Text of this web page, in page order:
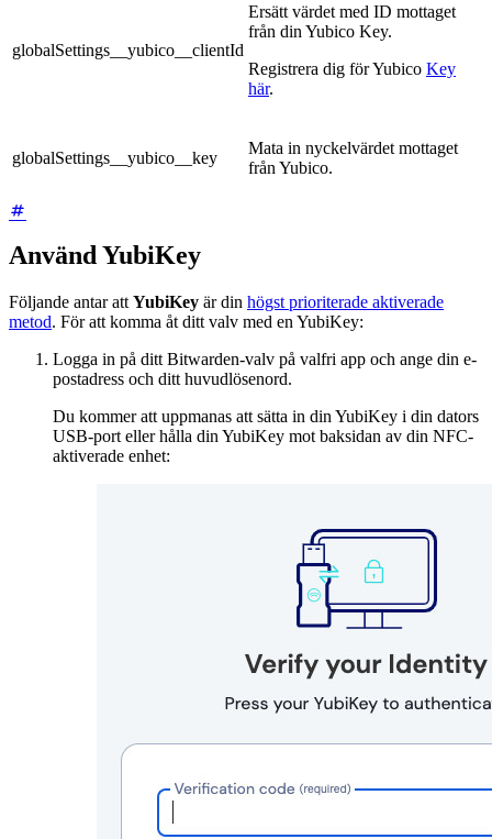
globalSettings__yubico__clientId
Ersätt värdet med ID mottaget
från din Yubico Key.
Registrera dig för Yubico Key
här.
globalSettings__yubico__key
Mata in nyckelvärdet mottaget
från Yubico.
Använd YubiKey
Följande antar att YubiKey är din högst prioriterade aktiverade
metod. För att komma åt ditt valv med en YubiKey:
Logga in på ditt Bitwarden-valv på valfri app och ange din e-
postadress och ditt huvudlösenord.
Du kommer att uppmanas att sätta in din YubiKey i din dators
USB-port eller hålla din YubiKey mot baksidan av din NFC-
aktiverade enhet: